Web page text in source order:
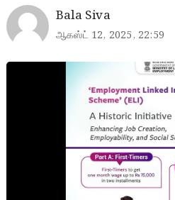
Bala Siva
ஆகஸ்ட் 12, 2025, 22:59